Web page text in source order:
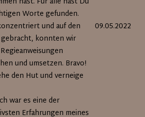
Worte gefunden.
und auf den
konnten wir
und umsetzen. Bravo!
den Hut und verneige
war es eine der
Erfahrungen meines
09.05.2022